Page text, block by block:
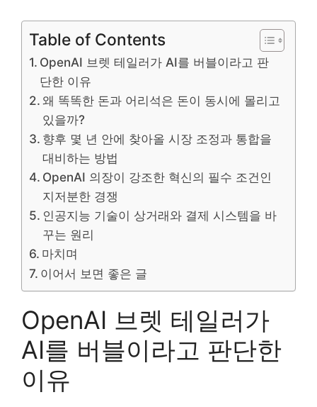
Table of Contents
OpenAI 브렛 테일러가 AI를 버블이라고 판
단한 이유
왜 똑똑한 돈과 어리석은 돈이 동시에 몰리고
있을까?
향후 몇 년 안에 찾아올 시장 조정과 통합을
대비하는 방법
OpenAI 의장이 강조한 혁신의 필수 조건인
지저분한 경쟁
인공지능 기술이 상거래와 결제 시스템을 바
꾸는 원리
마치며
이어서 보면 좋은 글
OpenAI 브렛 테일러가
AI를 버블이라고 판단한
이유